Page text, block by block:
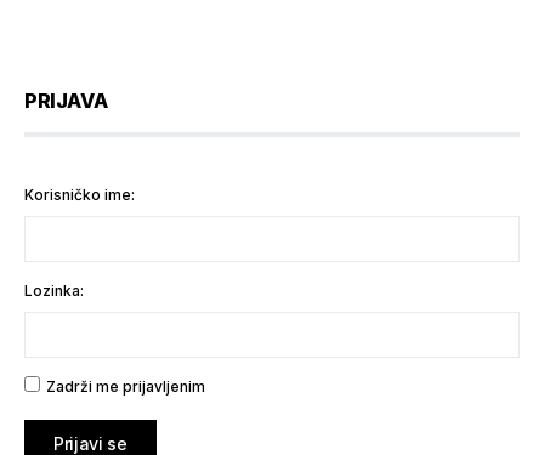
PRIJAVA
Korisničko ime:
Lozinka:
Zadrži me prijavljenim
Prijavi se